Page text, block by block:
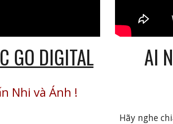
GO DIGITAL
Nhi và Ánh !
AI
Hãy nghe